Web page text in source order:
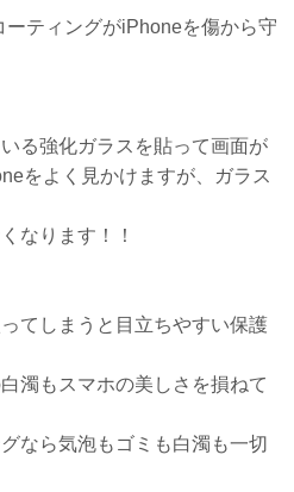
ティングがiPhoneを傷から守
る強化ガラスを貼って画面が
をよく見かけますが、ガラス
なります！！
てしまうと目立ちやすい保護
濁もスマホの美しさを損ねて
なら気泡もゴミも白濁も一切